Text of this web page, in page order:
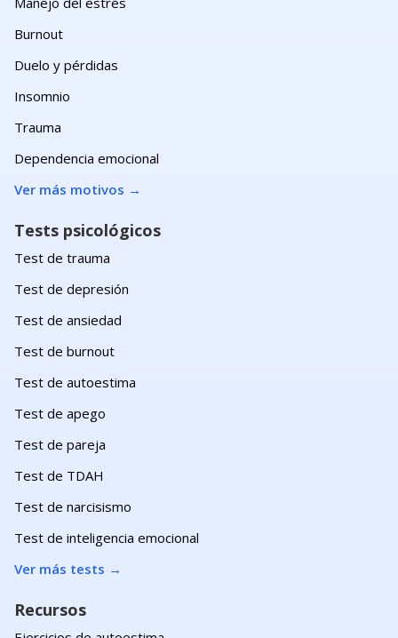
Burnout
Duelo y pérdidas
Insomnio
Trauma
Dependencia emocional
Ver más motivos →
Tests psicológicos
Test de trauma
Test de depresión
Test de ansiedad
Test de burnout
Test de autoestima
Test de apego
Test de pareja
Test de TDAH
Test de narcisismo
Test de inteligencia emocional
Ver más tests →
Recursos